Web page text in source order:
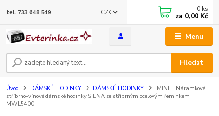
Menu
CZK
Hledat
tel. 733 648 549 0 ks
za 0,00 Kč
Úvod DÁMSKÉ HODINKY DÁMSKÉ HODINKY
MINET Náramkové
stříbrno-vínové dámské hodinky SIENA se stříbrným ocelovým řemínkem
MWL5400